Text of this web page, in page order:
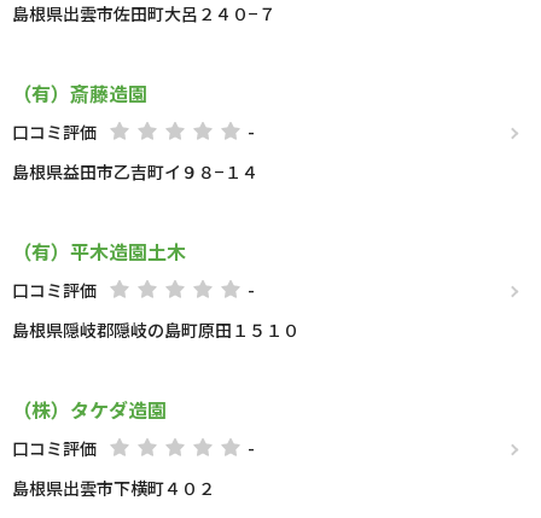
島根県出雲市佐田町大呂２４０−７
（有）斎藤造園
口コミ評価
-
島根県益田市乙吉町イ９８−１４
（有）平木造園土木
口コミ評価
-
島根県隠岐郡隠岐の島町原田１５１０
（株）タケダ造園
口コミ評価
-
島根県出雲市下横町４０２